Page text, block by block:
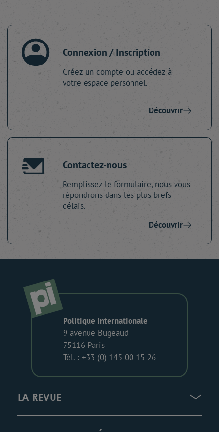
Connexion / Inscription
Créez un compte ou accédez à
votre espace personnel.
Découvrir
Contactez-nous
Remplissez le formulaire, nous vous
répondrons dans les plus brefs
délais.
Découvrir
Politique Internationale
9 avenue Bugeaud
75116 Paris
Tél. : +33 (0) 145 00 15 26
LA REVUE